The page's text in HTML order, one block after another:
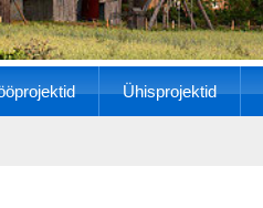
Ühisprojektid